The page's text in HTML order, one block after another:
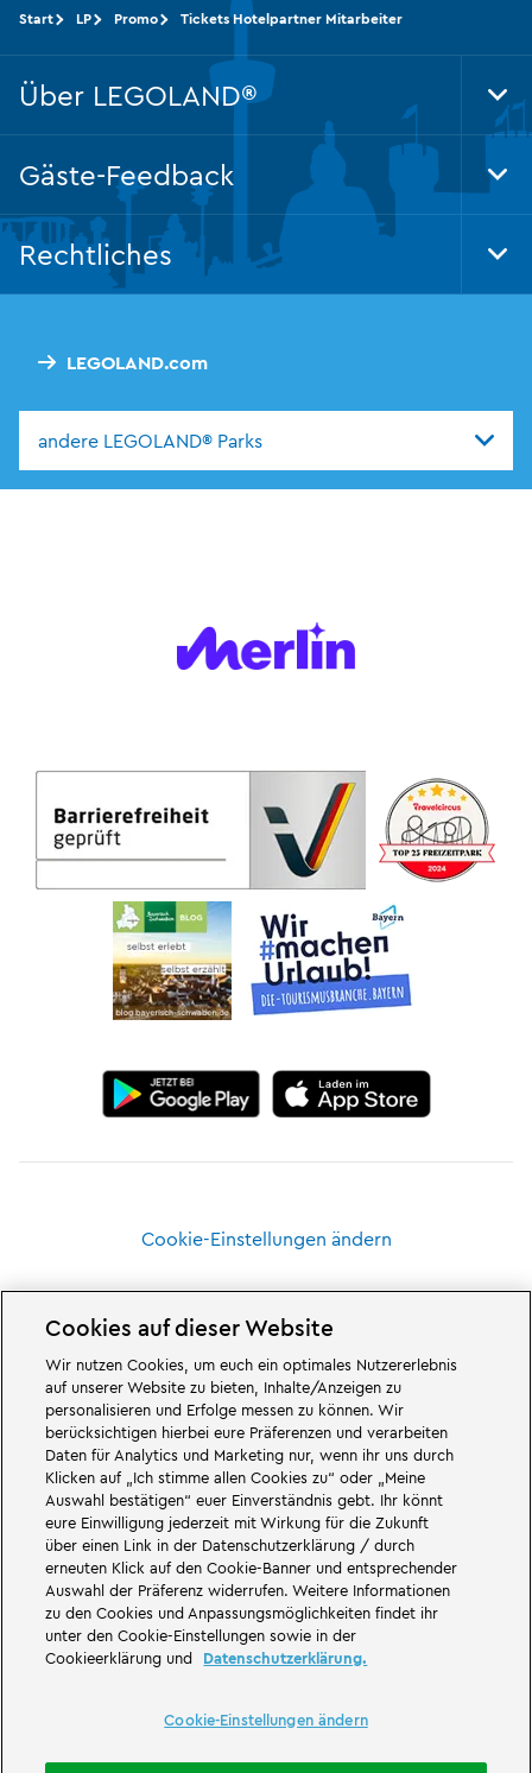
LEGOLAND.com
andere LEGOLAND® Parks
Start LP Promo Tickets Hotelpartner Mitarbeiter
Über LEGOLAND®
Gäste-Feedback
Rechtliches
Großartiges erwartet euch in den Abenteuerwelten des Familien- und
Freizeitparks LEGOLAND Deutschland in Bayern. Erlebt spannende
Attraktionenund jede Menge LEGO® Spaß. LEGOLAND Deutschland Resort
ist einFreizeitparkfür Familien mit Kindern zwischen zwei und 12 Jahren.
Der LEGOLAND Park liegt bei Günzburg in Bayern. LEGOLAND Deutschland
ist einer der größten Freizeitparks in Bayern und einer der bekanntesten
und beliebtesten Freizeitparks in Deutschland. Der Themenpark bietet mit
68 Attraktionen und Achterbahnen ein einmaliges Erlebnis für Erwachsene
und Kinder. Neben dem Freizeitpark zählt auch ein Feriendorf mit
verschiedenen Möglichkeiten zurÜbernachtungzum LEGOLAND Resort.
Dort können Besucher in einerWaldabenteuer Lodge, im NINJAGO Quartier,
Pirateninsel Hotel, thematisierten Ferienhäusern, Ritterburgen, auf einem
Campingplatzund auch in Fässern übernachten.
LEGOLAND Deutschland Resort ist Teil der Merlin Entertainments Group.
LEGO, das LEGO Logo, die Konfigurationen des Steines und der Noppen,
THE LEGO® MOVIE © & ™ LEGO Group & Warner Bros. Entertainment Inc. All
Cookie-Einstellungen ändern
Cookies auf dieser Website
Wir nutzen Cookies, um euch ein optimales Nutzererlebnis
auf unserer Website zu bieten, Inhalte/Anzeigen zu
personalisieren und Erfolge messen zu können. Wir
berücksichtigen hierbei eure Präferenzen und verarbeiten
Daten für Analytics und Marketing nur, wenn ihr uns durch
Klicken auf „Ich stimme allen Cookies zu“ oder „Meine
Auswahl bestätigen“ euer Einverständnis gebt. Ihr könnt
eure Einwilligung jederzeit mit Wirkung für die Zukunft
über einen Link in der Datenschutzerklärung / durch
erneuten Klick auf den Cookie-Banner und entsprechender
Auswahl der Präferenz widerrufen. Weitere Informationen
zu den Cookies und Anpassungsmöglichkeiten findet ihr
unter den Cookie-Einstellungen sowie in der
Cookieerklärung und
Datenschutzerklärung.
Cookie-Einstellungen ändern